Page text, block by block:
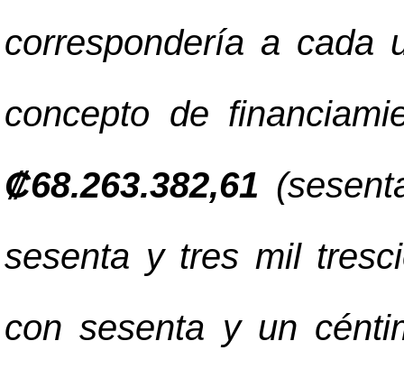
correspondería a cada
concepto de
₡68.263.382,61
sesenta y tres mil
con sesenta y un